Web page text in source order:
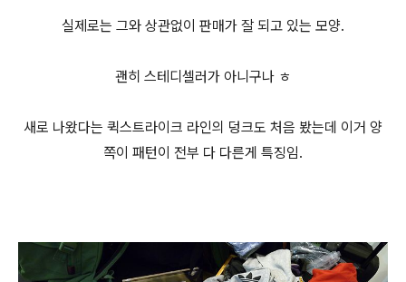
실제로는 그와 상관없이 판매가 잘 되고 있는 모양.
괜히 스테디셀러가 아니구나 ㅎ
새로 나왔다는 퀵스트라이크 라인의 덩크도 처음 봤는데 이거 양
쪽이 패턴이 전부 다 다른게 특징임.